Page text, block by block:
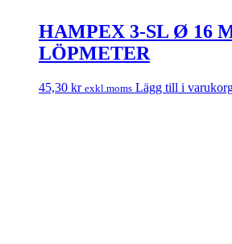
HAMPEX 3-SL Ø 16
LÖPMETER
45,30 kr exkl.moms Lägg till i